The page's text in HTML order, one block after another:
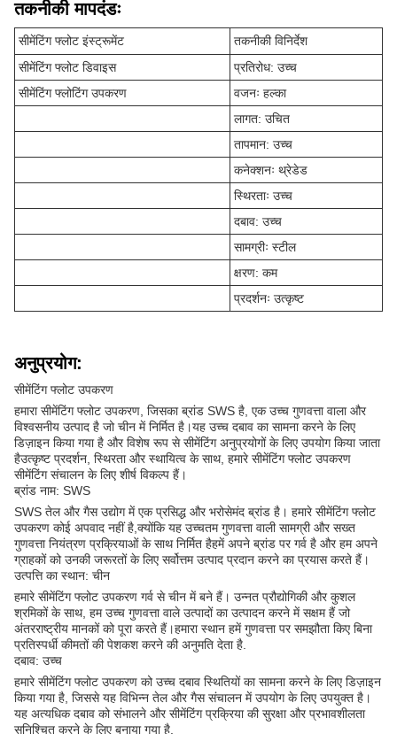
तकनीकी मापदंडः
सीमेंटिंग फ्लोट इंस्ट्रूमेंट
तकनीकी विनिर्देश
सीमेंटिंग फ्लोट डिवाइस
प्रतिरोध: उच्च
सीमेंटिंग फ्लोटिंग उपकरण
वजनः हल्का
लागत: उचित
तापमान: उच्च
कनेक्शनः थ्रेडेड
स्थिरताः उच्च
दबाव: उच्च
सामग्रीः स्टील
क्षरण: कम
प्रदर्शनः उत्कृष्ट
अनुप्रयोग:
सीमेंटिंग फ्लोट उपकरण
हमारा सीमेंटिंग फ्लोट उपकरण, जिसका ब्रांड SWS है, एक उच्च गुणवत्ता वाला और
विश्वसनीय उत्पाद है जो चीन में निर्मित है।यह उच्च दबाव का सामना करने के लिए
डिज़ाइन किया गया है और विशेष रूप से सीमेंटिंग अनुप्रयोगों के लिए उपयोग किया जाता
हैउत्कृष्ट प्रदर्शन, स्थिरता और स्थायित्व के साथ, हमारे सीमेंटिंग फ्लोट उपकरण
सीमेंटिंग संचालन के लिए शीर्ष विकल्प हैं।
ब्रांड नाम: SWS
SWS तेल और गैस उद्योग में एक प्रसिद्ध और भरोसेमंद ब्रांड है। हमारे सीमेंटिंग फ्लोट
उपकरण कोई अपवाद नहीं है,क्योंकि यह उच्चतम गुणवत्ता वाली सामग्री और सख्त
गुणवत्ता नियंत्रण प्रक्रियाओं के साथ निर्मित हैहमें अपने ब्रांड पर गर्व है और हम अपने
ग्राहकों को उनकी जरूरतों के लिए सर्वोत्तम उत्पाद प्रदान करने का प्रयास करते हैं।
उत्पत्ति का स्थान: चीन
हमारे सीमेंटिंग फ्लोट उपकरण गर्व से चीन में बने हैं। उन्नत प्रौद्योगिकी और कुशल
श्रमिकों के साथ, हम उच्च गुणवत्ता वाले उत्पादों का उत्पादन करने में सक्षम हैं जो
अंतरराष्ट्रीय मानकों को पूरा करते हैं।हमारा स्थान हमें गुणवत्ता पर समझौता किए बिना
प्रतिस्पर्धी कीमतों की पेशकश करने की अनुमति देता है.
दबाव: उच्च
हमारे सीमेंटिंग फ्लोट उपकरण को उच्च दबाव स्थितियों का सामना करने के लिए डिज़ाइन
किया गया है, जिससे यह विभिन्न तेल और गैस संचालन में उपयोग के लिए उपयुक्त है।
यह अत्यधिक दबाव को संभालने और सीमेंटिंग प्रक्रिया की सुरक्षा और प्रभावशीलता
सुनिश्चित करने के लिए बनाया गया है.